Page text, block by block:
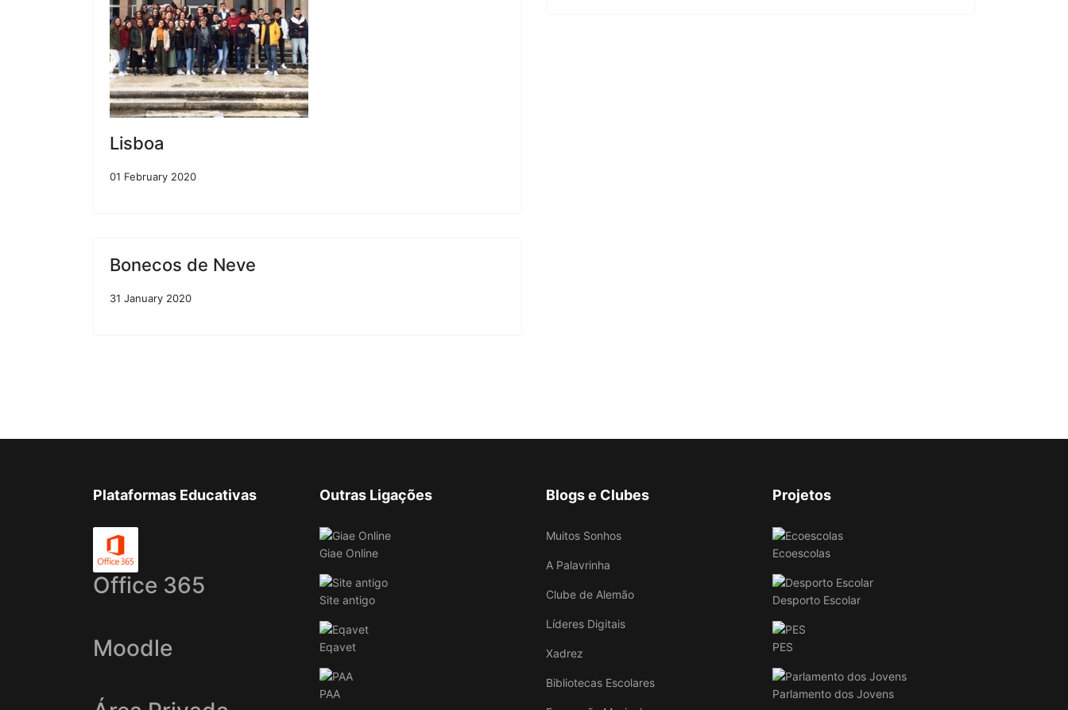
Lisboa
01 February 2020
Bonecos de Neve
31 January 2020
Plataformas Educativas
Office 365
Moodle
Outras Ligações
Giae Online
Site antigo
Eqavet
PAA
Blogs e Clubes
Muitos Sonhos
A Palavrinha
Clube de Alemão
Líderes Digitais
Xadrez
Bibliotecas Escolares
Projetos
Ecoescolas
Desporto Escolar
PES
Parlamento dos Jovens